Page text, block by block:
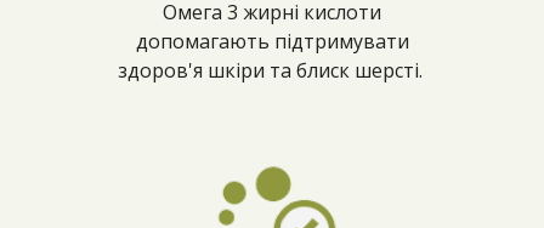
Омега 3 жирні кислоти
допомагають підтримувати
здоров'я шкіри та блиск шерсті.